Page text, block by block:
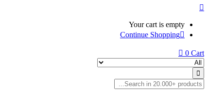
Your cart is empty
Continue Shopping
0 Cart